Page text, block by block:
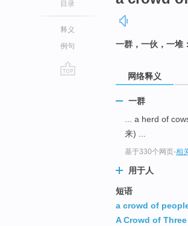
目录
释义
例句
一群，一伙，一堆
网络释义
一群
... a herd of
来) ...
基于330个网页-相
用于人
短语
a crowd of
A Crowd of Three